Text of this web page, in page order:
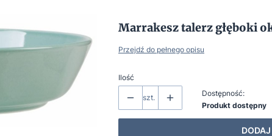
Marrakesz talerz głęboki
Przejdź do pełnego opisu
Ilość
szt.
Dostępność:
Produkt dostępny